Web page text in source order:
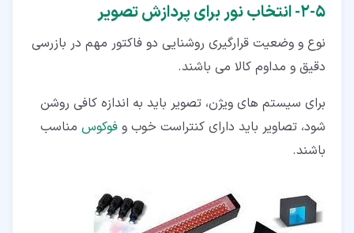
۵‏-‏۲‏- انتخاب نور برای پردازش تصویر
نوع و وضعیت قرارگیری روشنایی دو فاکتور مهم در بازرسی
دقیق و مداوم کالا می باشند.
برای سیستم های ویژن، تصویر باید به اندازه کافی روشن
شود، تصاویر باید دارای کنتراست خوب و فوکوس مناسب
باشند.